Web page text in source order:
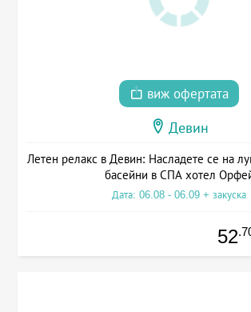
виж офертата
Девин
Летен релакс в Девин: Насладете се на
басейни в СПА хотел
Дата: 06.08 - 06.09 + закуска
52